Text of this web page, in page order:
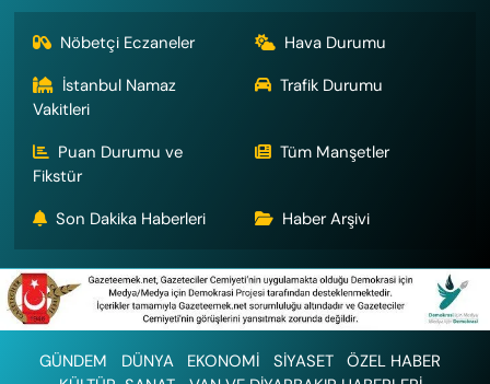
Nöbetçi Eczaneler
Hava Durumu
İstanbul Namaz
Vakitleri
Trafik Durumu
Puan Durumu ve
Fikstür
Tüm Manşetler
Son Dakika Haberleri Haber Arşivi
GÜNDEM DÜNYA EKONOMİ SİYASET
ÖZEL HABER